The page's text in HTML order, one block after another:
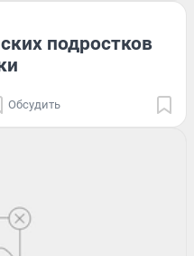
подростков
Обсудить